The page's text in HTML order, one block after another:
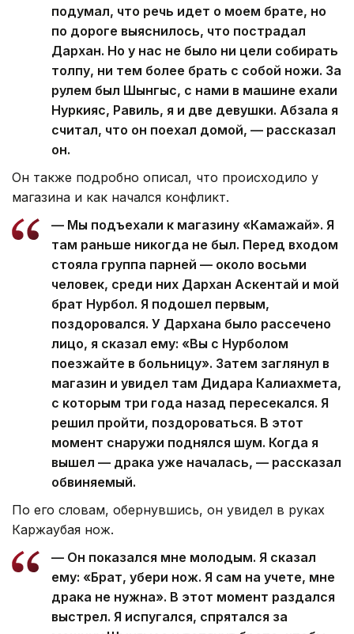
подумал, что речь идет о моем брате, но
по дороге выяснилось, что пострадал
Дархан. Но у нас не было ни цели собирать
толпу, ни тем более брать с собой ножи. За
рулем был Шынгыс, с нами в машине ехали
Нуркияс, Равиль, я и две девушки. Абзала я
считал, что он поехал домой, — рассказал
он.
Он также подробно описал, что происходило у
магазина и как начался конфликт.
— Мы подъехали к магазину «Камажай». Я
там раньше никогда не был. Перед входом
стояла группа парней — около восьми
человек, среди них Дархан Аскентай и мой
брат Нурбол. Я подошел первым,
поздоровался. У Дархана было рассечено
лицо, я сказал ему: «Вы с Нурболом
поезжайте в больницу». Затем заглянул в
магазин и увидел там Дидара Калиахмета,
с которым три года назад пересекался. Я
решил пройти, поздороваться. В этот
момент снаружи поднялся шум. Когда я
вышел — драка уже началась, — рассказал
обвиняемый.
По его словам, обернувшись, он увидел в руках
Каржаубая нож.
— Он показался мне молодым. Я сказал
ему: «Брат, убери нож. Я сам на учете, мне
драка не нужна». В этот момент раздался
выстрел. Я испугался, спрятался за